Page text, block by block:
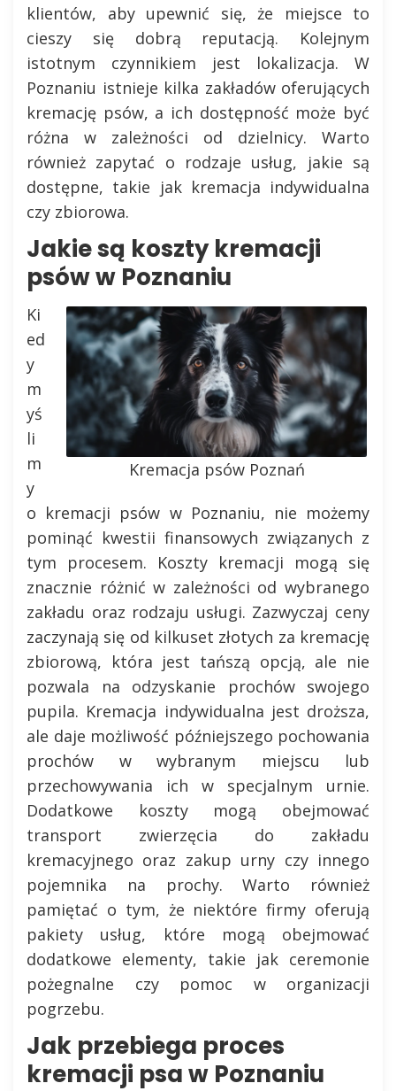
klientów, aby upewnić się, że miejsce to
cieszy się dobrą reputacją. Kolejnym
istotnym czynnikiem jest lokalizacja. W
Poznaniu istnieje kilka zakładów oferujących
kremację psów, a ich dostępność może być
różna w zależności od dzielnicy. Warto
również zapytać o rodzaje usług, jakie są
dostępne, takie jak kremacja indywidualna
czy zbiorowa.
Jakie są koszty kremacji
psów w Poznaniu
Kremacja psów Poznań
Ki
ed
y
m
yś
li
m
y
o kremacji psów w Poznaniu, nie możemy
pominąć kwestii finansowych związanych z
tym procesem. Koszty kremacji mogą się
znacznie różnić w zależności od wybranego
zakładu oraz rodzaju usługi. Zazwyczaj ceny
zaczynają się od kilkuset złotych za kremację
zbiorową, która jest tańszą opcją, ale nie
pozwala na odzyskanie prochów swojego
pupila. Kremacja indywidualna jest droższa,
ale daje możliwość późniejszego pochowania
prochów w wybranym miejscu lub
przechowywania ich w specjalnym urnie.
Dodatkowe koszty mogą obejmować
transport zwierzęcia do zakładu
kremacyjnego oraz zakup urny czy innego
pojemnika na prochy. Warto również
pamiętać o tym, że niektóre firmy oferują
pakiety usług, które mogą obejmować
dodatkowe elementy, takie jak ceremonie
pożegnalne czy pomoc w organizacji
pogrzebu.
Jak przebiega proces
kremacji psa w Poznaniu